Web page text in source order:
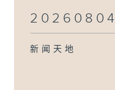
20260804
新闻天地